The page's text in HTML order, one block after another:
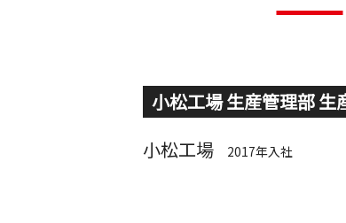
小松工場 生産管理部 生
小松工場
2017年入社